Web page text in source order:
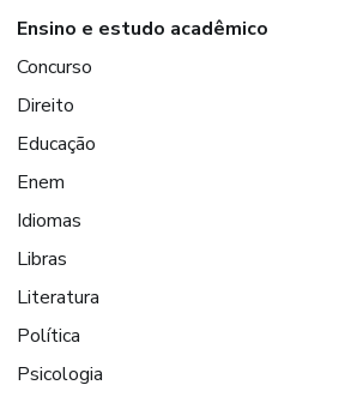
Ensino e estudo acadêmico
Concurso
Direito
Educação
Enem
Idiomas
Libras
Literatura
Política
Psicologia